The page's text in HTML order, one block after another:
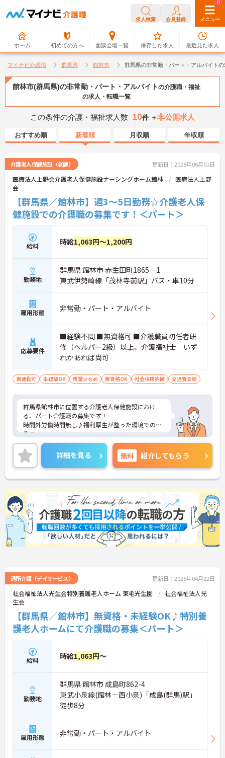
求人検索 会員登録 メニュー
ホーム 初めての方へ 面談会場一覧
0
保存した求人
0
最近見た求人
マイナビ介護職 群馬県 館林市 群馬県の非常勤・パート・アルバイト
館林市(群馬県)の非常勤・パート・アルバイトの介護職・福祉
の求人・転職一覧
この条件の介護・福祉求人数 10件 ＋非公開求人
おすすめ順 新着順 月収順 年収順
介護老人保健施設（老健） 更新日：2026年06月01日
医療法人上野会介護老人保健施設ナーシングホーム館林
医療法人上野
会
【群馬県／館林市】週3～5日勤務☆介護老人保
健施設での介護職の募集です！＜パート＞
給料 時給1,063円～1,200円
勤務地
群馬県 館林市 赤生田町1865－1
東武伊勢崎線「茂林寺前駅」バス・車10分
雇用形態 非常勤・パート・アルバイト
応募要件
■経験不問 ■無資格可 ■介護職員初任者研
修（ヘルパー2級）以上、介護福祉士 いず
れかあれば尚可
車通勤可 未経験OK 残業少なめ 無資格OK 社会保険完備 交通費支給
群馬県館林市に位置する介護老人保健施設におけ
る、パート介護職の募集です！
時間外労働時間無し♪福利厚生が整った環境での就
業です！
ご興味ある方には、面接対策ポイントなど、さらに
詳細をお話しいたしますのでお気軽にご相談くださ
い。
詳細を見る 無料 紹介してもらう
通所介護（デイサービス） 更新日：2026年04月22日
社会福祉法人光生会特別養護老人ホーム 東毛光生園
社会福祉法人光
生会
【群馬県／館林市】無資格・未経験OK♪特別養
護老人ホームにて介護職の募集＜パート＞
給料 時給1,063円～
勤務地
群馬県 館林市 成島町862-4
東武小泉線(館林－西小泉)「成島(群馬)駅」
徒歩8分
雇用形態 非常勤・パート・アルバイト